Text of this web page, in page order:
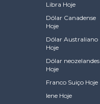
Libra Hoje
Dólar Canadense
Hoje
Dólar Australiano
Hoje
Dólar neozelandes
Hoje
Franco Suiço Hoje
Iene Hoje